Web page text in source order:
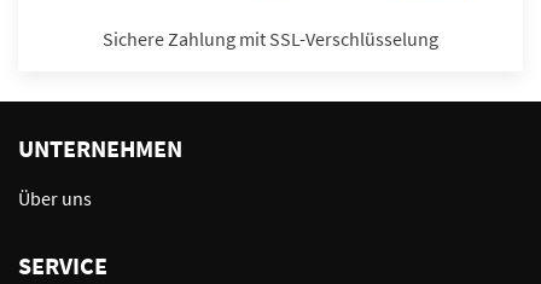
Sichere Zahlung mit SSL-Verschlüsselung
UNTERNEHMEN
Über uns
SERVICE